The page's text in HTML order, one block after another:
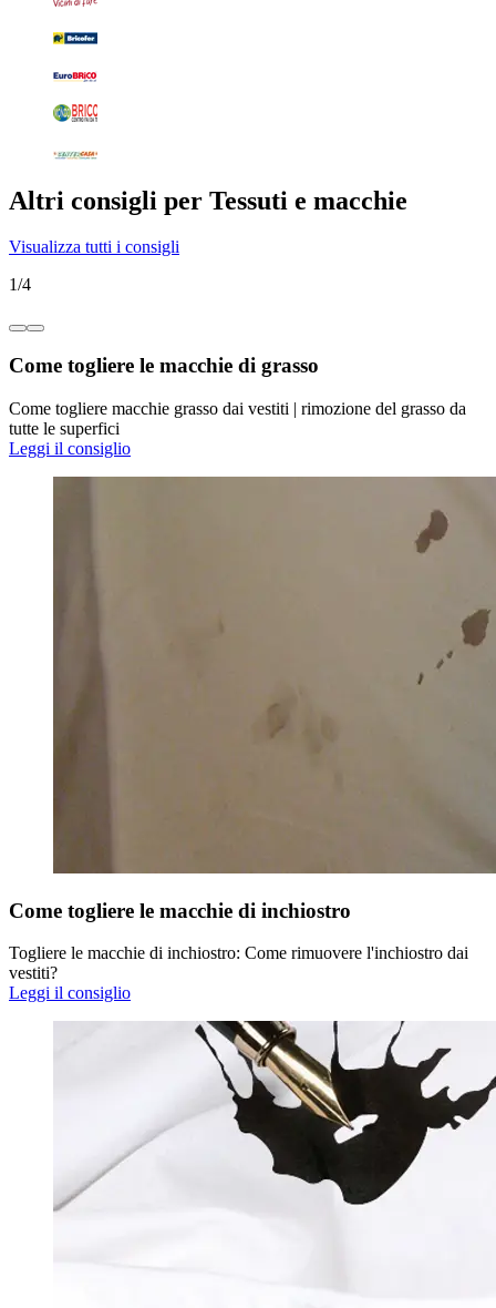
Altri consigli per Tessuti e macchie
Visualizza tutti i consigli
1/4
Come togliere le macchie di grasso
Come togliere macchie grasso dai vestiti | rimozione del grasso da
tutte le superfici
Leggi il consiglio
Come togliere le macchie di inchiostro
Togliere le macchie di inchiostro: Come rimuovere l'inchiostro dai
vestiti?
Leggi il consiglio